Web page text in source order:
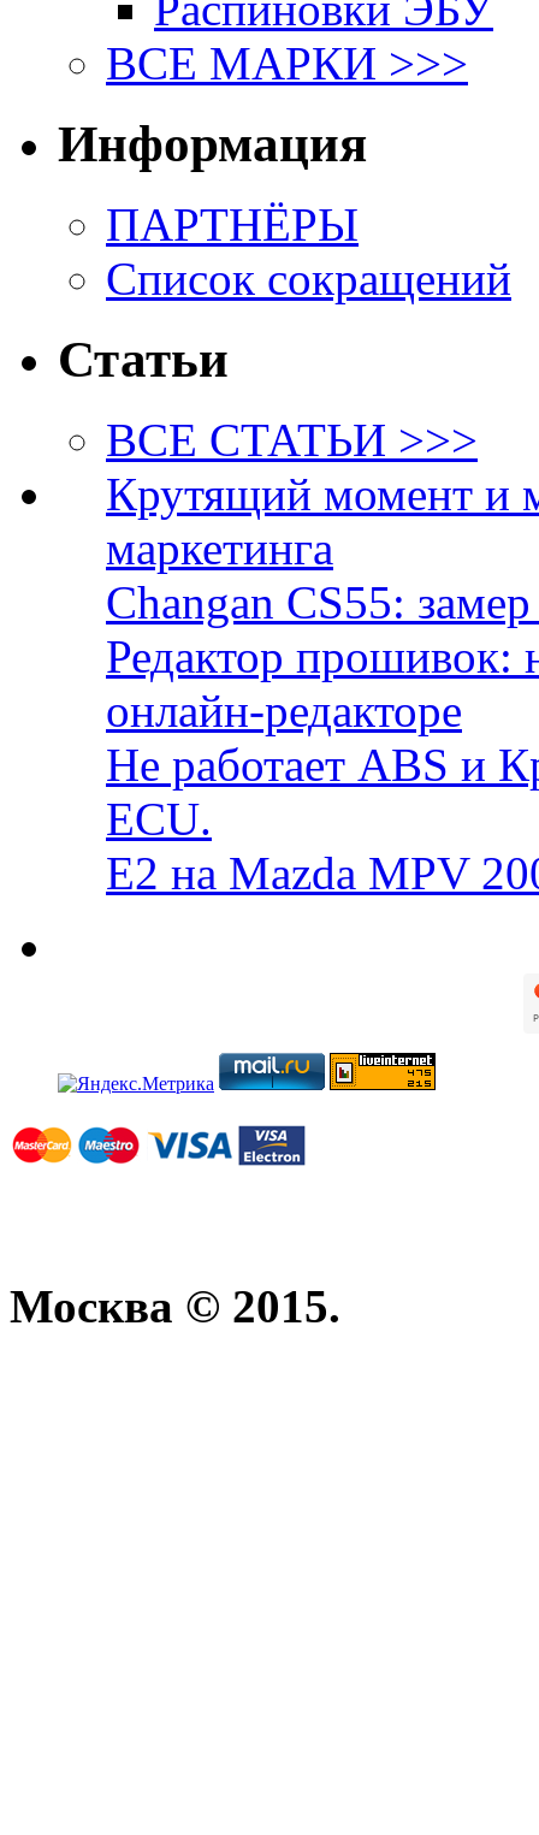
ВСЕ МАРКИ >>>
Информация
ПАРТНЁРЫ
Список сокращений
Статьи
ВСЕ СТАТЬИ >>>
Крутящий момент и
маркетинга
Changan CS55:
Редактор прошивок:
онлайн-редакторе
Не работает ABS и
ECU.
E2 на Mazda MPV
Москва © 2015.